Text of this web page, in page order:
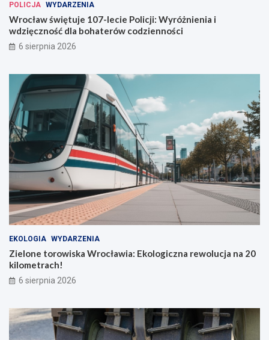
POLICJA WYDARZENIA
Wrocław świętuje 107-lecie Policji: Wyróżnienia i
wdzięczność dla bohaterów codzienności
6 sierpnia 2026
EKOLOGIA WYDARZENIA
Zielone torowiska Wrocławia: Ekologiczna rewolucja na 20
kilometrach!
6 sierpnia 2026